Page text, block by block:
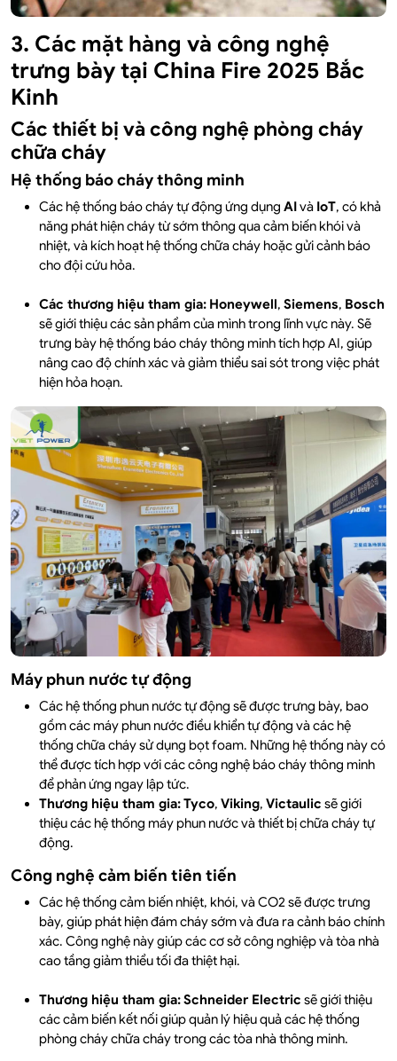
3. Các mặt hàng và công nghệ
trưng bày tại China Fire 2025 Bắc
Kinh
Các thiết bị và công nghệ phòng cháy
chữa cháy
Hệ thống báo cháy thông minh
Các hệ thống báo cháy tự động ứng dụng AIvà IoT, có khả
năng phát hiện cháy từ sớm thông qua cảm biến khói và
nhiệt, và kích hoạt hệ thống chữa cháy hoặc gửi cảnh báo
cho đội cứu hỏa.
Các thương hiệu tham gia: Honeywell, Siemens, Bosch
sẽ giới thiệu các sản phẩm của mình trong lĩnh vực này. Sẽ
trưng bày hệ thống báo cháy thông minh tích hợp AI, giúp
nâng cao độ chính xác và giảm thiểu sai sót trong việc phát
hiện hỏa hoạn.
Máy phun nước tự động
Các hệ thống phun nước tự động sẽ được trưng bày, bao
gồm các máy phun nước điều khiển tự động và các hệ
thống chữa cháy sử dụng bọt foam. Những hệ thống này có
thể được tích hợp với các công nghệ báo cháy thông minh
để phản ứng ngay lập tức.
Thương hiệu tham gia:Tyco, Viking, Victaulic sẽ giới
thiệu các hệ thống máy phun nước và thiết bị chữa cháy tự
động.
Công nghệ cảm biến tiên tiến
Các hệ thống cảm biến nhiệt, khói, và CO2 sẽ được trưng
bày, giúp phát hiện đám cháy sớm và đưa ra cảnh báo chính
xác. Công nghệ này giúp các cơ sở công nghiệp và tòa nhà
cao tầng giảm thiểu tối đa thiệt hại.
Thương hiệu tham gia:Schneider Electric sẽ giới thiệu
các cảm biến kết nối giúp quản lý hiệu quả các hệ thống
phòng cháy chữa cháy trong các tòa nhà thông minh.